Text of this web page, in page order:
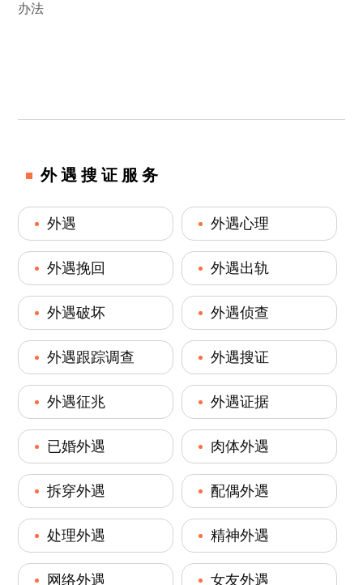
办法
外遇搜证服务
外遇 外遇心理
外遇挽回 外遇出轨
外遇破坏 外遇侦查
外遇跟踪调查 外遇搜证
外遇征兆 外遇证据
已婚外遇 肉体外遇
拆穿外遇 配偶外遇
处理外遇 精神外遇
网络外遇 女友外遇